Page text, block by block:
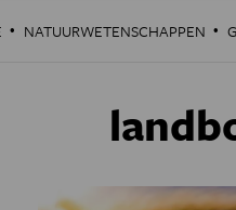
· NATUURWETENSCHAPPEN ·